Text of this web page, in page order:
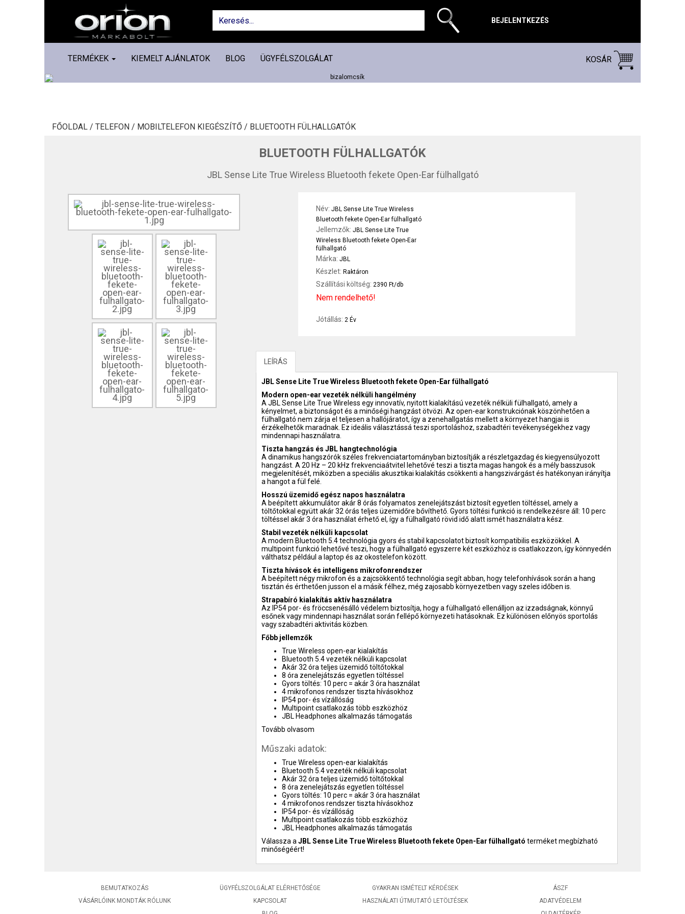
BEJELENTKEZÉS
TERMÉKEK KIEMELT AJÁNLATOK BLOG ÜGYFÉLSZOLGÁLAT KOSÁR
FŐOLDAL / TELEFON / MOBILTELEFON KIEGÉSZÍTŐ / BLUETOOTH FÜLHALLGATÓK
BLUETOOTH FÜLHALLGATÓK
JBL Sense Lite True Wireless Bluetooth fekete Open-Ear fülhallgató
Név: JBL Sense Lite True Wireless
Bluetooth fekete Open-Ear fülhallgató
Jellemzők: JBL Sense Lite True
Wireless Bluetooth fekete Open-Ear
fülhallgató
Márka: JBL
Készlet: Raktáron
Szállítási költség: 2390 Ft/db
Nem rendelhető!
Jótállás: 2 Év
LEÍRÁS
JBL Sense Lite True Wireless Bluetooth fekete Open-Ear fülhallgató
Modern open-ear vezeték nélküli hangélmény
A JBL Sense Lite True Wireless egy innovatív, nyitott kialakítású vezeték nélküli fülhallgató, amely a
kényelmet, a biztonságot és a minőségi hangzást ötvözi. Az open-ear konstrukciónak köszönhetően a
fülhallgató nem zárja el teljesen a hallójáratot, így a zenehallgatás mellett a környezet hangjai is
érzékelhetők maradnak. Ez ideális választássá teszi sportoláshoz, szabadtéri tevékenységekhez vagy
mindennapi használatra.
Tiszta hangzás és JBL hangtechnológia
A dinamikus hangszórók széles frekvenciatartományban biztosítják a részletgazdag és kiegyensúlyozott
hangzást. A 20 Hz – 20 kHz frekvenciaátvitel lehetővé teszi a tiszta magas hangok és a mély basszusok
megjelenítését, miközben a speciális akusztikai kialakítás csökkenti a hangszivárgást és hatékonyan irányítja
a hangot a fül felé.
Hosszú üzemidő egész napos használatra
A beépített akkumulátor akár 8 órás folyamatos zenelejátszást biztosít egyetlen töltéssel, amely a
töltőtokkal együtt akár 32 órás teljes üzemidőre bővíthető. Gyors töltési funkció is rendelkezésre áll: 10 perc
töltéssel akár 3 óra használat érhető el, így a fülhallgató rövid idő alatt ismét használatra kész.
Stabil vezeték nélküli kapcsolat
A modern Bluetooth 5.4 technológia gyors és stabil kapcsolatot biztosít kompatibilis eszközökkel. A
multipoint funkció lehetővé teszi, hogy a fülhallgató egyszerre két eszközhöz is csatlakozzon, így könnyedén
válthatsz például a laptop és az okostelefon között.
Tiszta hívások és intelligens mikrofonrendszer
A beépített négy mikrofon és a zajcsökkentő technológia segít abban, hogy telefonhívások során a hang
tisztán és érthetően jusson el a másik félhez, még zajosabb környezetben vagy szeles időben is.
Strapabíró kialakítás aktív használatra
Az IP54 por- és fröccsenésálló védelem biztosítja, hogy a fülhallgató ellenálljon az izzadságnak, könnyű
esőnek vagy mindennapi használat során fellépő környezeti hatásoknak. Ez különösen előnyös sportolás
vagy szabadtéri aktivitás közben.
Főbb jellemzők
True Wireless open-ear kialakítás
Bluetooth 5.4 vezeték nélküli kapcsolat
Akár 32 óra teljes üzemidő töltőtokkal
8 óra zenelejátszás egyetlen töltéssel
Gyors töltés: 10 perc = akár 3 óra használat
4 mikrofonos rendszer tiszta hívásokhoz
IP54 por- és vízállóság
Multipoint csatlakozás több eszközhöz
JBL Headphones alkalmazás támogatás
Tovább olvasom
Műszaki adatok:
True Wireless open-ear kialakítás
Bluetooth 5.4 vezeték nélküli kapcsolat
Akár 32 óra teljes üzemidő töltőtokkal
8 óra zenelejátszás egyetlen töltéssel
Gyors töltés: 10 perc = akár 3 óra használat
4 mikrofonos rendszer tiszta hívásokhoz
IP54 por- és vízállóság
Multipoint csatlakozás több eszközhöz
JBL Headphones alkalmazás támogatás
Válassza a JBL Sense Lite True Wireless Bluetooth fekete Open-Ear fülhallgató terméket megbízható
minőségéért!
BEMUTATKOZÁS
VÁSÁRLÓINK MONDTÁK RÓLUNK
ÜGYFÉLSZOLGÁLAT ELÉRHETŐSÉGE
KAPCSOLAT
GYAKRAN ISMÉTELT KÉRDÉSEK
HASZNÁLATI ÚTMUTATÓ LETÖLTÉSEK
ÁSZF
ADATVÉDELEM